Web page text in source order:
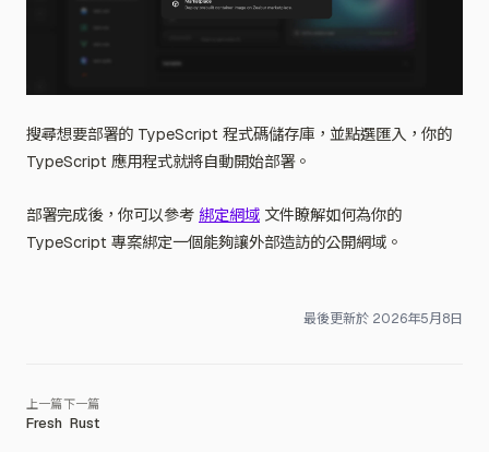
搜尋想要部署的 TypeScript 程式碼儲存庫，並點選匯入，你的
TypeScript 應用程式就將自動開始部署。
部署完成後，你可以參考 綁定網域 文件瞭解如何為你的
TypeScript 專案綁定一個能夠讓外部造訪的公開網域。
最後更新於 2026年5月8日
Fresh Rust